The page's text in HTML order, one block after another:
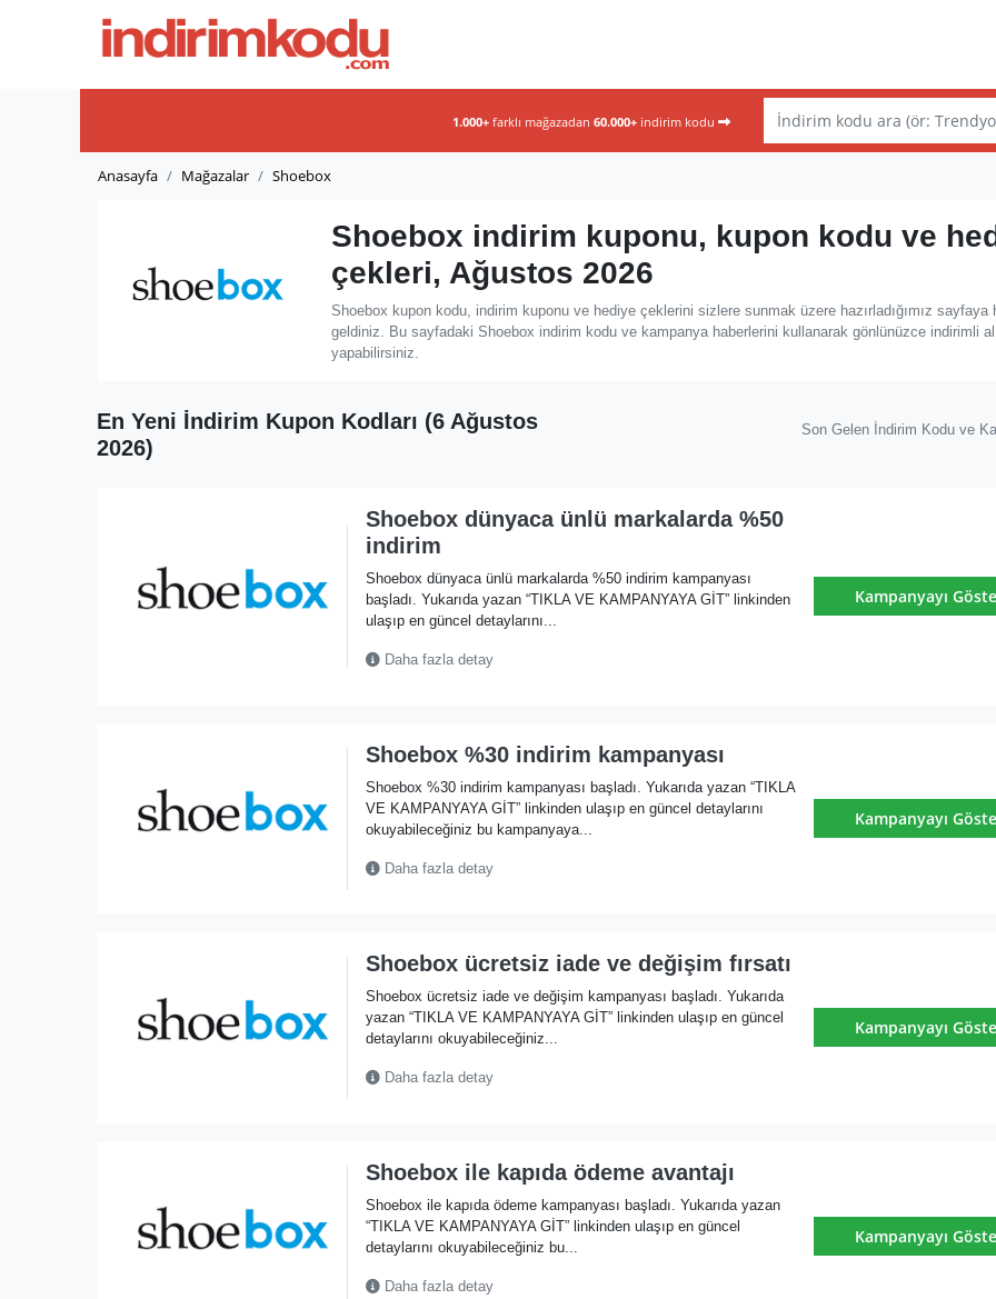
1.000+ farklı mağazadan 60.000+ indirim kodu
Anasayfa Mağazalar Shoebox
Shoebox indirim kuponu, kupon kodu ve
çekleri, Ağustos 2026
Shoebox kupon kodu, indirim kuponu ve hediye çeklerini sizlere sunmak üzere hazırladığımız sayfaya
geldiniz. Bu sayfadaki Shoebox indirim kodu ve kampanya haberlerini kullanarak gönlünüzce indirimli
yapabilirsiniz.
En Yeni İndirim Kupon Kodları (6 Ağustos
2026)
Son Gelen İndirim Kodu ve
Shoebox dünyaca ünlü markalarda %50
indirim
Shoebox dünyaca ünlü markalarda %50 indirim kampanyası
başladı. Yukarıda yazan “TIKLA VE KAMPANYAYA GİT” linkinden
ulaşıp en güncel detaylarını...
Daha fazla detay
Kampanyayı
Shoebox %30 indirim kampanyası
Shoebox %30 indirim kampanyası başladı. Yukarıda yazan “TIKLA
VE KAMPANYAYA GİT” linkinden ulaşıp en güncel detaylarını
okuyabileceğiniz bu kampanyaya...
Daha fazla detay
Kampanyayı
Shoebox ücretsiz iade ve değişim fırsatı
Shoebox ücretsiz iade ve değişim kampanyası başladı. Yukarıda
yazan “TIKLA VE KAMPANYAYA GİT” linkinden ulaşıp en güncel
detaylarını okuyabileceğiniz...
Daha fazla detay
Kampanyayı
Shoebox ile kapıda ödeme avantajı
Shoebox ile kapıda ödeme kampanyası başladı. Yukarıda yazan
“TIKLA VE KAMPANYAYA GİT” linkinden ulaşıp en güncel
detaylarını okuyabileceğiniz bu...
Daha fazla detay
Kampanyayı